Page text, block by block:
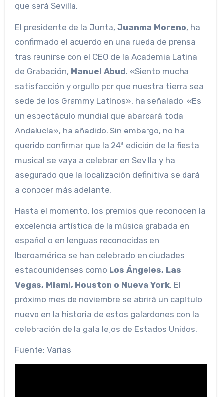
que será Sevilla.
El presidente de la Junta, Juanma Moreno, ha
confirmado el acuerdo en una rueda de prensa
tras reunirse con el CEO de la Academia Latina
de Grabación, Manuel Abud. «Siento mucha
satisfacción y orgullo por que nuestra tierra sea
sede de los Grammy Latinos», ha señalado. «Es
un espectáculo mundial que abarcará toda
Andalucía», ha añadido. Sin embargo, no ha
querido confirmar que la 24ª edición de la fiesta
musical se vaya a celebrar en Sevilla y ha
asegurado que la localización definitiva se dará
a conocer más adelante.
Hasta el momento, los premios que reconocen la
excelencia artística de la música grabada en
español o en lenguas reconocidas en
Iberoamérica se han celebrado en ciudades
estadounidenses como Los Ángeles, Las
Vegas, Miami, Houston o Nueva York. El
próximo mes de noviembre se abrirá un capítulo
nuevo en la historia de estos galardones con la
celebración de la gala lejos de Estados Unidos.
Fuente: Varias